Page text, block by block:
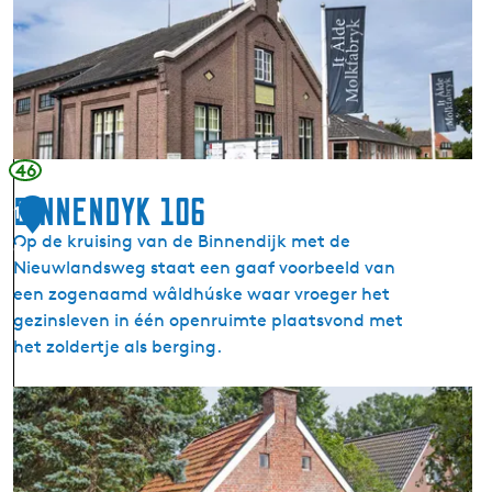
2
5
o
r
m
a
l
g
z
u
i
v
e
f
a
b
r
46
1
6
Binnendyk 106
Op de kruising van de Binnendijk met de
Nieuwlandsweg staat een gaaf voorbeeld van
een zogenaamd wâldhúske waar vroeger het
gezinsleven in één openruimte plaatsvond met
het zoldertje als berging.
B
i
n
n